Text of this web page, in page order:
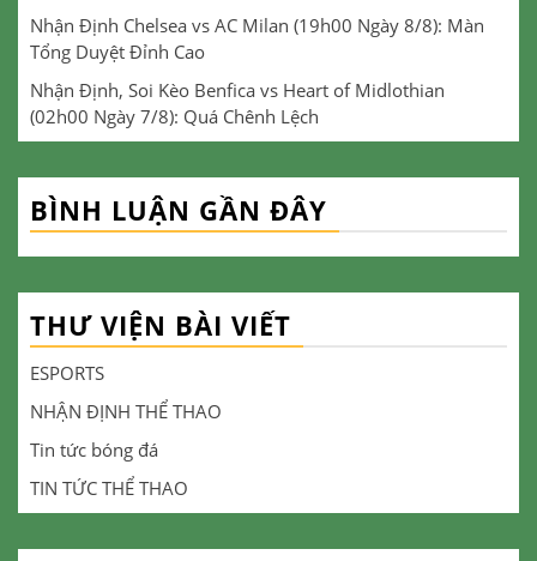
Nhận Định Chelsea vs AC Milan (19h00 Ngày 8/8): Màn
Tổng Duyệt Đỉnh Cao
Nhận Định, Soi Kèo Benfica vs Heart of Midlothian
(02h00 Ngày 7/8): Quá Chênh Lệch
BÌNH LUẬN GẦN ĐÂY
THƯ VIỆN BÀI VIẾT
ESPORTS
NHẬN ĐỊNH THỂ THAO
Tin tức bóng đá
TIN TỨC THỂ THAO